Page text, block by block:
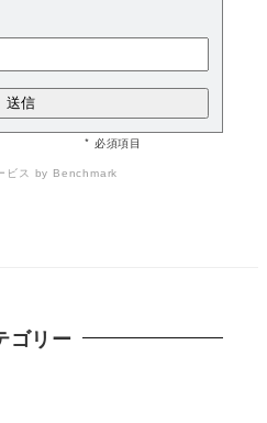
* 必須項目
ビス by Benchmark
ゴリー